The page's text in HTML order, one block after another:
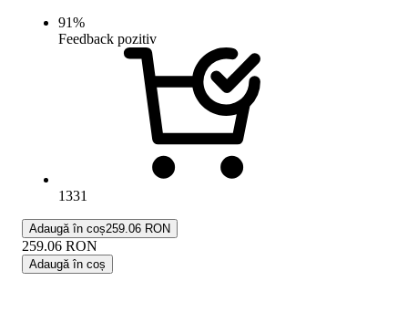
91%
Feedback pozitiv
1331
Adaugă în coș259.06 RON
259.06 RON
Adaugă în coș